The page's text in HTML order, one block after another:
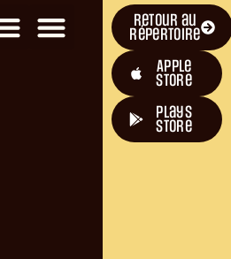
Retour au
répertoire
Apple
Store
plays
store